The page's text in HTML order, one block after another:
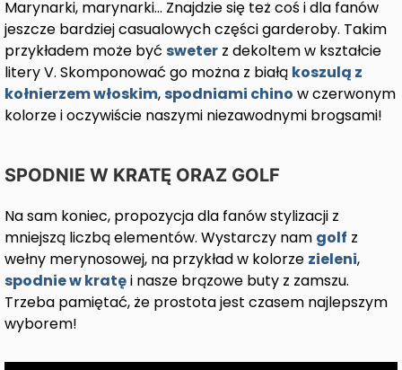
Marynarki, marynarki… Znajdzie się też coś i dla fanów
jeszcze bardziej casualowych części garderoby. Takim
przykładem może być sweter z dekoltem w kształcie
litery V. Skomponować go można z białą koszulą z
kołnierzem włoskim,spodniami chino w czerwonym
kolorze i oczywiście naszymi niezawodnymi brogsami!
SPODNIE W KRATĘ ORAZ GOLF
Na sam koniec, propozycja dla fanów stylizacji z
mniejszą liczbą elementów. Wystarczy nam golf z
wełny merynosowej, na przykład w kolorze zieleni,
spodnie w kratęi nasze brązowe buty z zamszu.
Trzeba pamiętać, że prostota jest czasem najlepszym
wyborem!